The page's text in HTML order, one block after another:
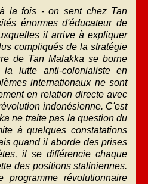
la fois - on sent chez Tan
énormes d'éducateur de
il arrive à expliquer
compliqués de la stratégie
de Tan Malakka se borne
lutte anti-colonialiste en
internationaux ne sont
en relation directe avec
indonésienne. C'est
ne traite pas la question du
à quelques constatations
quand il aborde des prises
il se différencie chaque
des positions staliniennes.
programme révolutionnaire